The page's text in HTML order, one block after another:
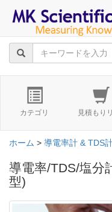
カテゴリ 見積もり
ホーム > 導電率計 & TDS
導電率/TDS/塩分
型)